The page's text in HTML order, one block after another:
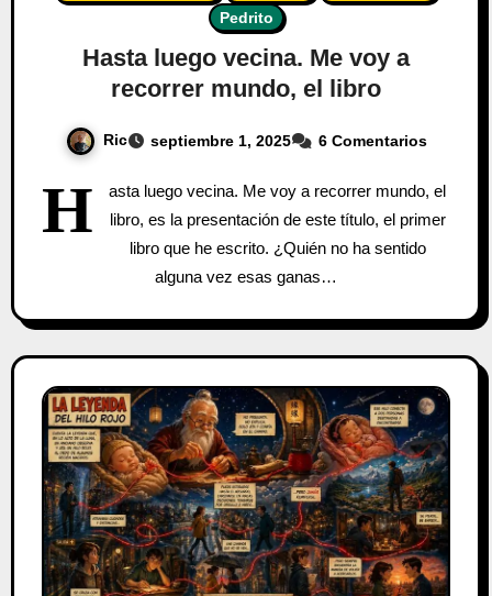
Pedrito
Hasta luego vecina. Me voy a
recorrer mundo, el libro
Ric septiembre 1, 2025 6 Comentarios
H
asta luego vecina. Me voy a recorrer mundo, el
libro, es la presentación de este título, el primer
libro que he escrito. ¿Quién no ha sentido
alguna vez esas ganas…